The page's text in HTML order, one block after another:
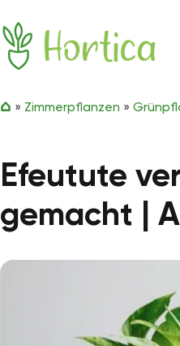
» Zimmerpflanzen »
Efeutute
gemacht |